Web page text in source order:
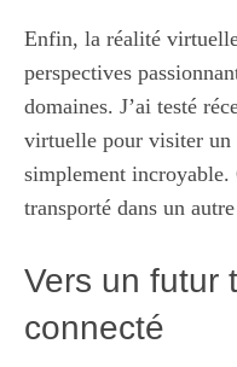
Enfin, la réalité
perspectives
domaines. J’ai testé
virtuelle pour visiter un
simplement
transporté dans un
Vers un futur
connecté